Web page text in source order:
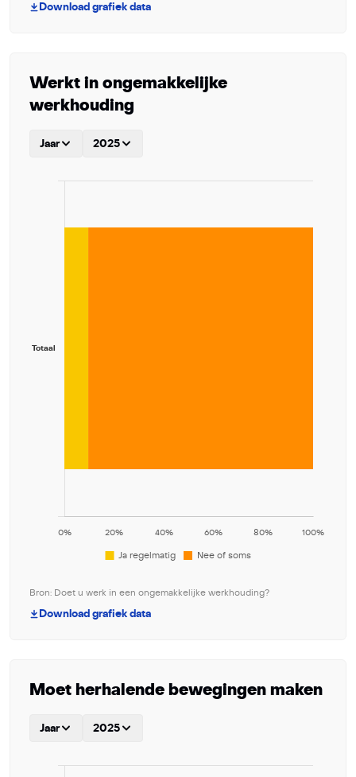
Download grafiek data
Werkt in ongemakkelijke
werkhouding
Jaar 2025
Bron: Doet u werk in een ongemakkelijke werkhouding?
Download grafiek data
Moet herhalende bewegingen maken
Jaar 2025